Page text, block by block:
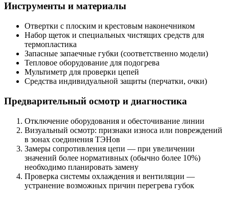
Инструменты и материалы
Отвертки с плоским и крестовым наконечником
Набор щеток и специальных чистящих средств для
термопластика
Запасные запаечные губки (соответственно модели)
Тепловое оборудование для подогрева
Мультиметр для проверки цепей
Средства индивидуальной защиты (перчатки, очки)
Предварительный осмотр и диагностика
Отключение оборудования и обесточивание линии
Визуальный осмотр: признаки износа или повреждений
в зонах соединения ТЭНов
Замеры сопротивления цепи — при увеличении
значений более нормативных (обычно более 10%)
необходимо планировать замену
Проверка системы охлаждения и вентиляции —
устранение возможных причин перегрева губок